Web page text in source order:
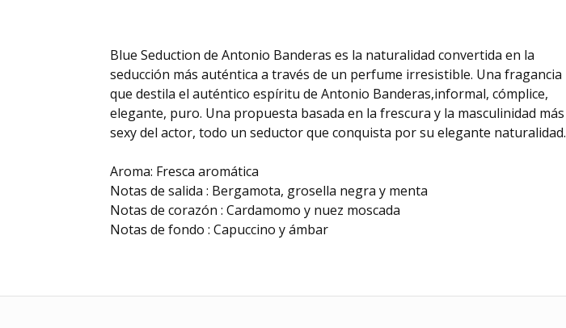
Blue Seduction de Antonio Banderas es la naturalidad convertida en la
seducción más auténtica a través de un perfume irresistible. Una fragancia
que destila el auténtico espíritu de Antonio Banderas,informal, cómplice,
elegante, puro. Una propuesta basada en la frescura y la masculinidad más
sexy del actor, todo un seductor que conquista por su elegante naturalidad.
Aroma: Fresca aromática
Notas de salida : Bergamota, grosella negra y menta
Notas de corazón : Cardamomo y nuez moscada
Notas de fondo : Capuccino y ámbar